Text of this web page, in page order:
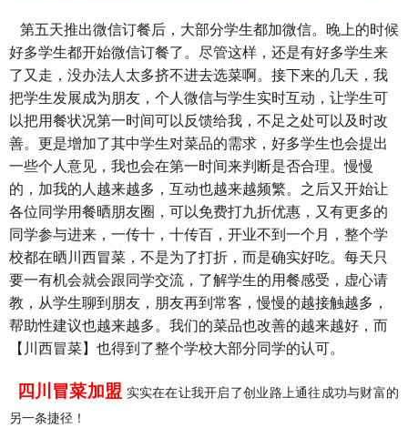
第五天推出微信订餐后，大部分学生都加微信。晚上的时候
好多学生都开始微信订餐了。尽管这样，还是有好多学生来
了又走，没办法人太多挤不进去选菜啊。接下来的几天，我
把学生发展成为朋友，个人微信与学生实时互动，让学生可
以把用餐状况第一时间可以反馈给我，不足之处可以及时改
善。更是增加了其中学生对菜品的需求，好多学生也会提出
一些个人意见，我也会在第一时间来判断是否合理。慢慢
的，加我的人越来越多，互动也越来越频繁。之后又开始让
各位同学用餐晒朋友圈，可以免费打九折优惠，又有更多的
同学参与进来，一传十，十传百，开业不到一个月，整个学
校都在晒川西冒菜，不是为了打折，而是确实好吃。每天只
要一有机会就会跟同学交流，了解学生的用餐感受，虚心请
教，从学生聊到朋友，朋友再到常客，慢慢的越接触越多，
帮助性建议也越来越多。我们的菜品也改善的越来越好，而
【川西冒菜】也得到了整个学校大部分同学的认可。
四川冒菜加盟 实实在在让我开启了创业路上通往成功与财富的
另一条捷径！